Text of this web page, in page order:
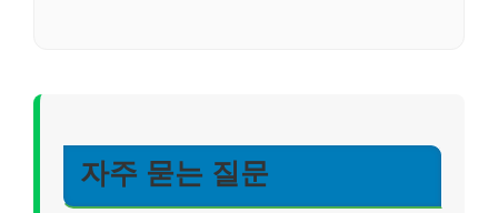
자주 묻는 질문